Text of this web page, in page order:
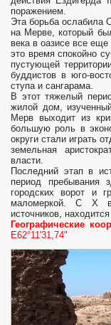
поражением.
Эта борьба ослабила
на Мерве, который
века в оазисе все
это время спокойно
пустующей
буддистов в юго-
ступа и сангарама.
В этот тяжелый
жилой дом,
Мерв выходит из
большую роль в
округи стали играть
земельная
власти.
Последний этап в
период пребывания
городских ворот и
маломеркой. С X
источников,
Географические
E62°11'31,74"